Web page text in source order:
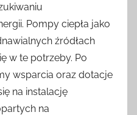
Pompy ciepła jako
źródłach
w te potrzeby. Po
wsparcia oraz dotacje
na instalację
na